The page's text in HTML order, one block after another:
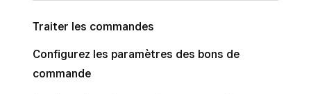
Traiter les commandes
Configurez les paramètres des bons de
commande